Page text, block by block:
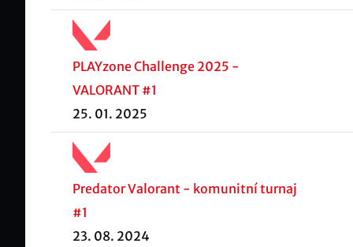
PLAYzone Challenge 2025 -
VALORANT #1
25. 01. 2025
Predator Valorant - komunitní turnaj
#1
23. 08. 2024